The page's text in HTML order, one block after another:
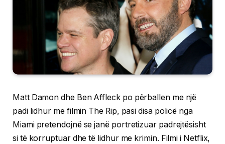
Matt Damon dhe Ben Affleck po përballen me një
padi lidhur me filmin The Rip, pasi disa policë nga
Miami pretendojnë se janë portretizuar padrejtësisht
si të korruptuar dhe të lidhur me krimin. Filmi i Netflix,